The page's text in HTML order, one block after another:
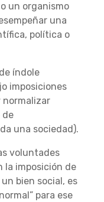
un organismo
una
política o
índole
imposiciones
normalizar
de
una sociedad).
voluntades
la imposición de
bien social, es
para ese